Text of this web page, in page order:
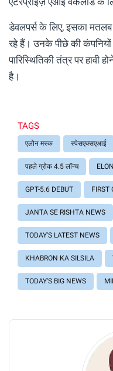
डेवलपर्स के लिए, इसका
रहे हैं। उनके पीछे की
पारिस्थितिकी तंत्र पर हावी
है।
TAGS
एलोन मस्क स्पेसएक्सएआई
पहले ग्रोक 4.5 लॉन्च
GPT-5.6 DEBUT FIRST
JANTA SE RISHTA NEWS
TODAY'S LATEST NEWS
KHABRON KA SILSILA
TODAY'S BIG NEWS